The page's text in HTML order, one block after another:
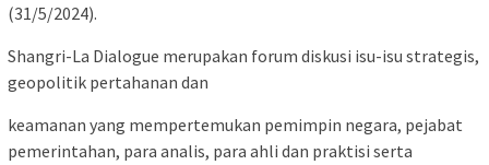
(31/5/2024).
Shangri-La Dialogue merupakan forum diskusi isu-isu strategis,
geopolitik pertahanan dan
keamanan yang mempertemukan pemimpin negara, pejabat
pemerintahan, para analis, para ahli dan praktisi serta